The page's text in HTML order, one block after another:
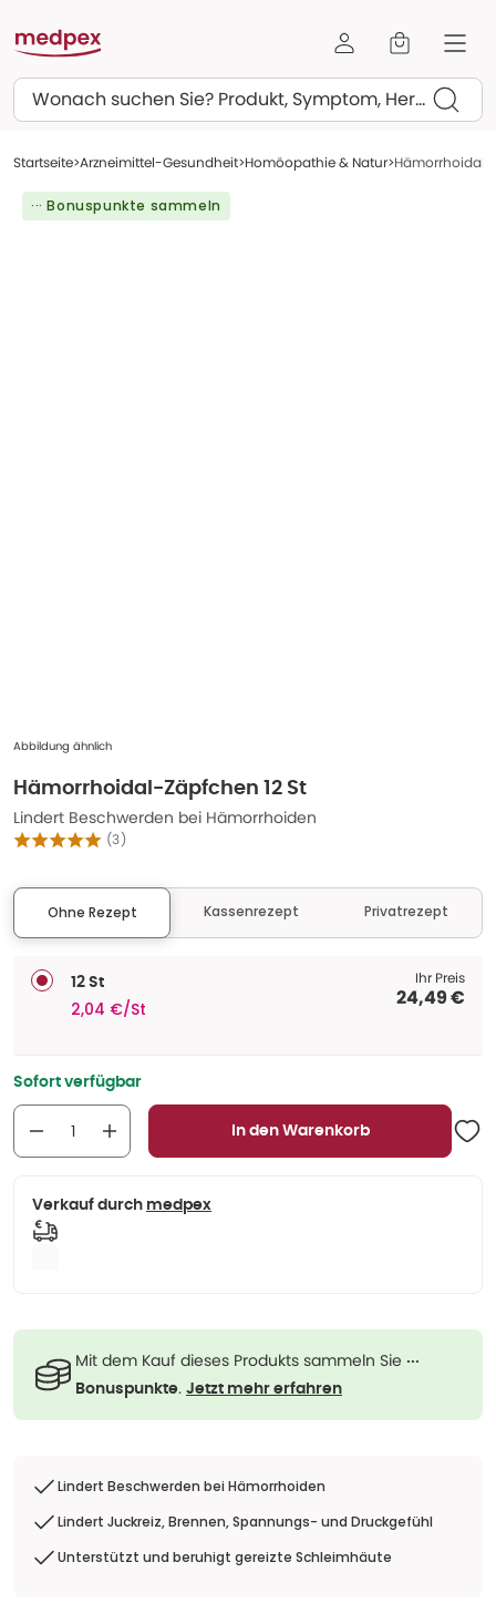
Suchen
Startseite Arzneimittel-Gesundheit Homöopathie & Natur Hämorrhoidal-
··· Bonuspunkte sammeln
Abbildung ähnlich
Hämorrhoidal-Zäpfchen 12 St
Lindert Beschwerden bei Hämorrhoiden
(3)
Ohne Rezept Kassenrezept Privatrezept
12 St
2,04 €/St
Ihr Preis
24,49 €
Sofort verfügbar
In den Warenkorb
Verkauf durch medpex
Mit dem Kauf dieses Produkts sammeln Sie ···
Bonuspunkte. Jetzt mehr erfahren
Lindert Beschwerden bei Hämorrhoiden
Lindert Juckreiz, Brennen, Spannungs- und Druckgefühl
Unterstützt und beruhigt gereizte Schleimhäute